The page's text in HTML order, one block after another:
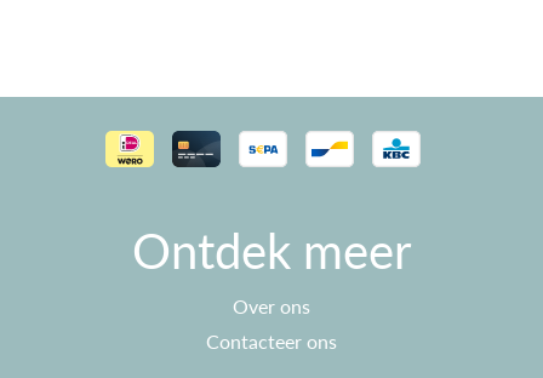
Ontdek meer
Over ons
Contacteer ons